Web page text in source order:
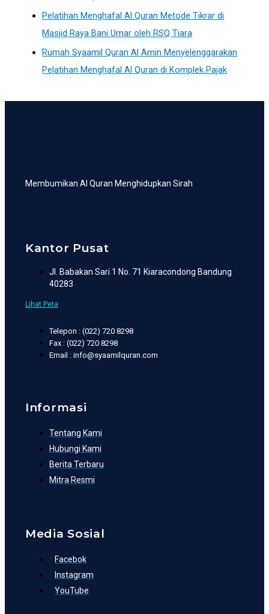
Pelatihan Menghafal Al Quran Metode Tikrar di
Masjid Raya Bani Umar oleh RSQ Tiara
Rumah Syaamil Quran Al Amin Menyelenggarakan
Pelatihan Menghafal Al Quran di Komplek Pajak
Membumikan Al Quran Menghidupkan Sirah
Kantor Pusat
Jl. Babakan Sari 1 No. 71 Kiaracondong Bandung
40283
Lihat Peta
Telepon : (022) 720 8298
Fax : (022) 720 8298
Email : info@syaamilquran.com
Informasi
Tentang Kami
Hubungi Kami
Berita Terbaru
Mitra Resmi
Media Sosial
Facebok
Instagram
YouTube